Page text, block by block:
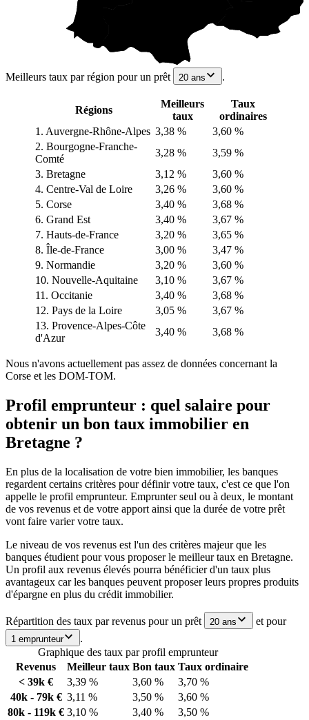
Meilleurs taux par région pour un prêt 20 ans .
Régions
Meilleurs
taux
Taux
ordinaires
1. Auvergne-Rhône-Alpes 3,38 %
3,60 %
2. Bourgogne-Franche-
Comté
3,28 %
3,59 %
3. Bretagne
3,12 %
3,60 %
4. Centre-Val de Loire
3,26 %
3,60 %
5. Corse
3,40 %
3,68 %
6. Grand Est
3,40 %
3,67 %
7. Hauts-de-France
3,20 %
3,65 %
8. Île-de-France
3,00 %
3,47 %
9. Normandie
3,20 %
3,60 %
10. Nouvelle-Aquitaine
3,10 %
3,67 %
11. Occitanie
3,40 %
3,68 %
12. Pays de la Loire
3,05 %
3,67 %
13. Provence-Alpes-Côte
d'Azur
3,40 % 3,68 %
Nous n'avons actuellement pas assez de données concernant la
Corse et les DOM-TOM.
Profil emprunteur : quel salaire pour
obtenir un bon taux immobilier en
Bretagne ?
En plus de la localisation de votre bien immobilier, les banques
regardent certains critères pour définir votre taux, c'est ce que l'on
appelle le profil emprunteur. Emprunter seul ou à deux, le montant
de vos revenus et de votre apport ainsi que la durée de votre prêt
vont faire varier votre taux.
Le niveau de vos revenus est l'un des critères majeur que les
banques étudient pour vous proposer le meilleur taux en Bretagne.
Un profil aux revenus élevés pourra bénéficier d'un taux plus
avantageux car les banques peuvent proposer leurs propres produits
d'épargne en plus du crédit immobilier.
Répartition des taux par revenus pour un prêt 20 ans et pour
1 emprunteur
.
Graphique des taux par profil emprunteur
Revenus
Meilleur taux Bon taux Taux ordinaire
< 39k €
3,39 % 3,60 %
3,70 %
40k - 79k € 3,11 % 3,50 %
3,60 %
80k - 119k € 3,10 % 3,40 %
3,50 %